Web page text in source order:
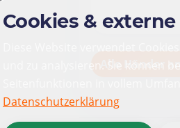
Alle Händer
Cookies &
Diese Website verwendet
und zu analysieren. Sie können
Datenschutzerklärung